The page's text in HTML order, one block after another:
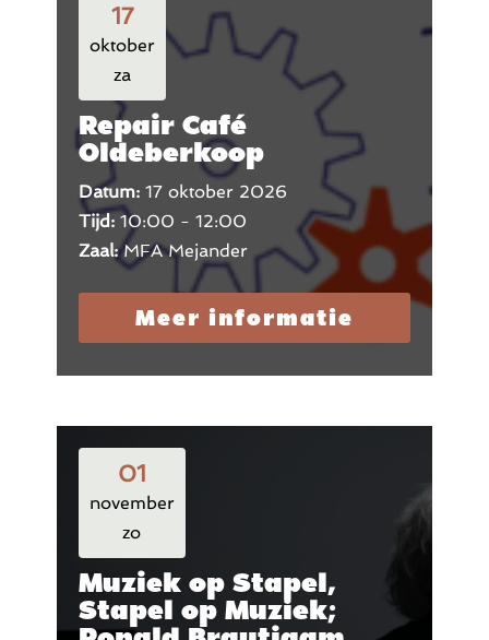
17
oktober
za
Repair Café
Oldeberkoop
Datum: 17 oktober 2026
Tijd: 10:00 - 12:00
Zaal:MFA Mejander
Meer informatie
01
november
zo
Muziek op Stapel,
Stapel op Muziek;